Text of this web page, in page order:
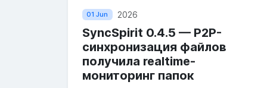
01 Jun 2026
SyncSpirit 0.4.5 — P2P-
синхронизация файлов
получила realtime-
мониторинг папок